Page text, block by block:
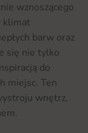
wznoszącego
klimat
barw oraz
się nie tylko
do
miejsc. Ten
wnętrz,